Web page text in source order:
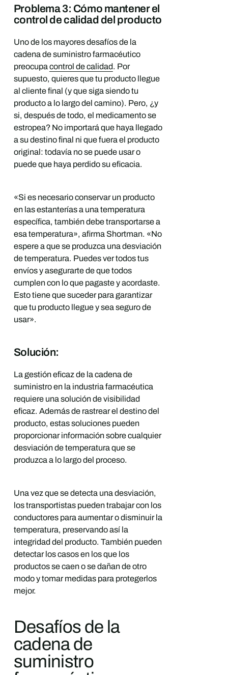
Problema 3: Cómo mantener el
control de calidad del producto
Uno de los mayores desafíos de la
cadena de suministro farmacéutico
preocupa control de calidad. Por
supuesto, quieres que tu producto llegue
al cliente final (y que siga siendo tu
producto a lo largo del camino). Pero, ¿y
si, después de todo, el medicamento se
estropea? No importará que haya llegado
a su destino final ni que fuera el producto
original: todavía no se puede usar o
puede que haya perdido su eficacia.
«Si es necesario conservar un producto
en las estanterías a una temperatura
específica, también debe transportarse a
esa temperatura», afirma Shortman. «No
espere a que se produzca una desviación
de temperatura. Puedes ver todos tus
envíos y asegurarte de que todos
cumplen con lo que pagaste y acordaste.
Esto tiene que suceder para garantizar
que tu producto llegue y sea seguro de
usar».
Solución:
La gestión eficaz de la cadena de
suministro en la industria farmacéutica
requiere una solución de visibilidad
eficaz. Además de rastrear el destino del
producto, estas soluciones pueden
proporcionar información sobre cualquier
desviación de temperatura que se
produzca a lo largo del proceso.
Una vez que se detecta una desviación,
los transportistas pueden trabajar con los
conductores para aumentar o disminuir la
temperatura, preservando así la
integridad del producto. También pueden
detectar los casos en los que los
productos se caen o se dañan de otro
modo y tomar medidas para protegerlos
mejor.
Desafíos de la
cadena de
suministro